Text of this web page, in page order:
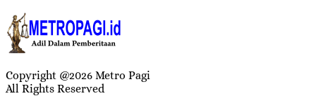
Copyright @2026 Metro Pagi
All Rights Reserved